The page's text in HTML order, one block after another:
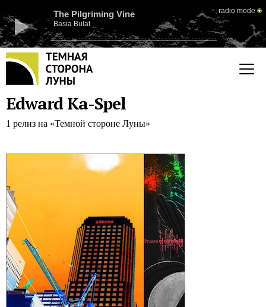
The Pilgriming Vine
Basia Bulat
radio mode
Edward Ka-Spel
1 релиз на «Темной стороне Луны»